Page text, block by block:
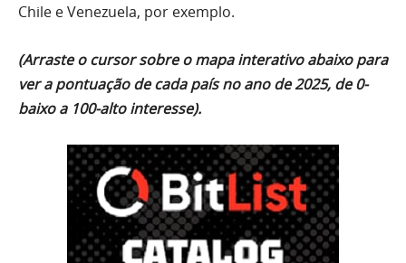
Chile e Venezuela, por exemplo.
(Arraste o cursor sobre o mapa interativo abaixo para
ver a pontuação de cada país no ano de 2025, de 0-
baixo a 100-alto interesse).